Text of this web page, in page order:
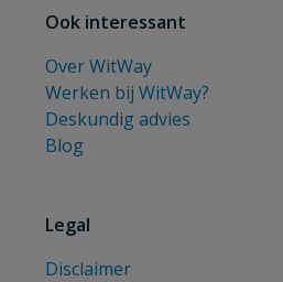
Ook interessant
Over WitWay
Werken bij WitWay?
Deskundig advies
Blog
Legal
Disclaimer